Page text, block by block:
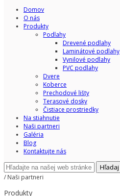
Domov
O nás
Produkty
Podlahy
Drevené podlahy
Laminátové podlahy
Vynilové podlahy
PVC podlahy
Dvere
Koberce
Prechodové lišty
Terasové dosky
Čistiace prostriedky
Na stiahnutie
Naši partneri
Galéria
Blog
Kontaktujte nás
Hľadaj
/ Naši partneri
Produkty